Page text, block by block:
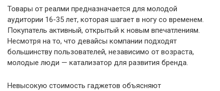
Товары от реалми предназначается для молодой
аудитории 16-35 лет, которая шагает в ногу со временем.
Покупатель активный, открытый к новым впечатлениям.
Несмотря на то, что девайсы компании подходят
большинству пользователей, независимо от возраста,
молодые люди — катализатор для развития бренда.
Невысокую стоимость гаджетов объясняют